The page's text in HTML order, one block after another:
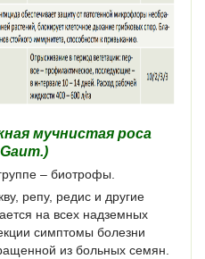
мучнистая роса
– биотрофы.
репу, редис и другие
на всех надземных
симптомы болезни
из больных семян.